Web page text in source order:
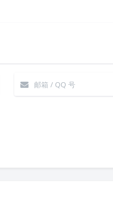
|´・ω・)ノ ヾ(≧∇≦*)ゝ